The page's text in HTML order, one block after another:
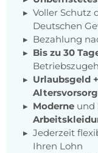
Voller Schutz
Deutschen
Bezahlung
Bis zu 30
Urlaubsgeld
Moderne und
Jederzeit
Ihren Lohn